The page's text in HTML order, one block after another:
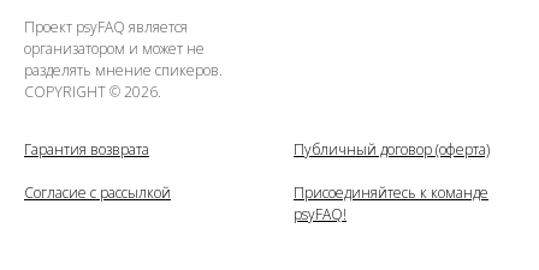
Проект psyFAQ является
организатором и может не
разделять мнение спикеров.
COPYRIGHT © 2026.
Гарантия возврата
Согласие с рассылкой
Публичный договор (оферта)
Присоединяйтесь к команде
psyFAQ!